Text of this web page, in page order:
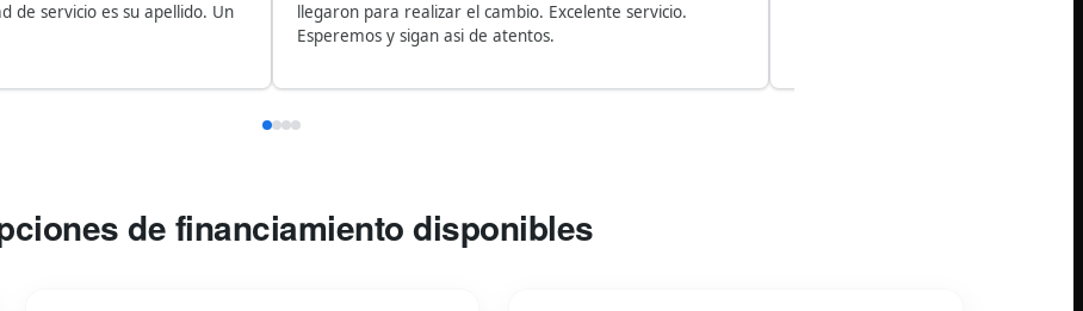
es su apellido. Un
llegaron para realizar el cambio. Excelente servicio.
Esperemos y sigan asi de atentos.
de financiamiento disponibles